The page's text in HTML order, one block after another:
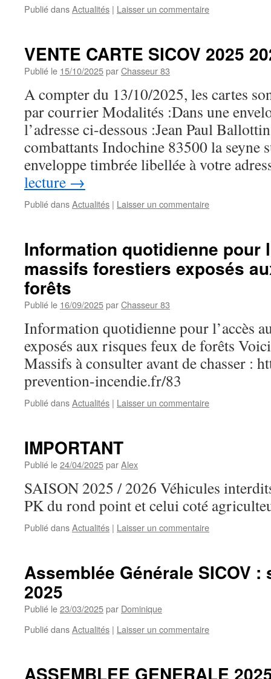
Publié dansActualités | Laisser un commentaire
VENTE CARTE SICOV 2025
Publié le 15/10/2025parChasseur 83
A compter du 13/10/2025, les cartes
par courrier Modalités :Dans une
l’adresse ci-dessous :Jean Paul
combattants Indochine 83500 la seyne
enveloppe timbrée libellée à votre
lecture →
Publié dansActualités | Laisser un commentaire
Information quotidienne pour
massifs forestiers exposés
forêts
Publié le 16/09/2025parChasseur 83
Information quotidienne pour l’accès
exposés aux risques feux de forêts
Massifs à consulter avant de chasser :
prevention-incendie.fr/83
Publié dansActualités | Laisser un commentaire
IMPORTANT
Publié le24/04/2025parAlex
SAISON 2025 / 2026 Véhicules
PK du rond point et celui coté
Publié dansActualités | Laisser un commentaire
Assemblée Générale SICOV :
2025
Publié le23/03/2025par Dominique
Publié dansActualités | Laisser un commentaire
ASSEMBLEE GENERALE